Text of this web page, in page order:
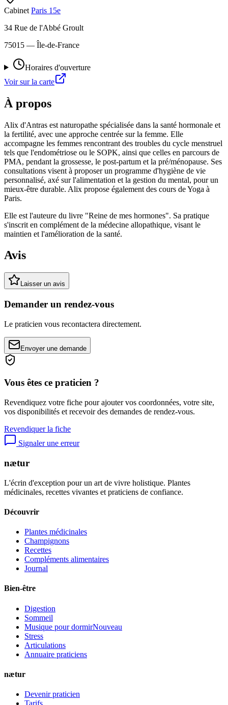
Cabinet Paris 15e
34 Rue de l'Abbé Groult
75015 — Île-de-France
Horaires d'ouverture
Voir sur la carte
À propos
Alix d'Antras est naturopathe spécialisée dans la santé hormonale et
la fertilité, avec une approche centrée sur la femme. Elle
accompagne les femmes rencontrant des troubles du cycle menstruel
tels que l'endométriose ou le SOPK, ainsi que celles en parcours de
PMA, pendant la grossesse, le post-partum et la pré/ménopause. Ses
consultations visent à proposer un programme d'hygiène de vie
personnalisé, axé sur l'alimentation et la gestion du mental, pour un
mieux-être durable. Alix propose également des cours de Yoga à
Paris.
Elle est l'auteure du livre "Reine de mes hormones". Sa pratique
s'inscrit en complément de la médecine allopathique, visant le
maintien et l'amélioration de la santé.
Avis
Laisser un avis
Demander un rendez-vous
Le praticien vous recontactera directement.
Envoyer une demande
Vous êtes ce praticien ?
Revendiquez votre fiche pour ajouter vos coordonnées, votre site,
vos disponibilités et recevoir des demandes de rendez-vous.
Revendiquer la fiche
Signaler une erreur
nætur
L'écrin d'exception pour un art de vivre holistique. Plantes
médicinales, recettes vivantes et praticiens de confiance.
Découvrir
Plantes médicinales
Champignons
Recettes
Compléments alimentaires
Journal
Bien-être
Digestion
Sommeil
Musique pour dormirNouveau
Stress
Articulations
Annuaire praticiens
nætur
Devenir praticien